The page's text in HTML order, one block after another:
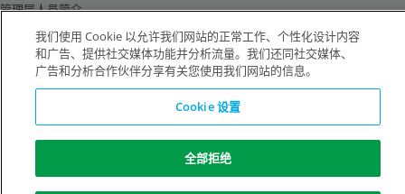
管理层人员简介
沪ICP备19019974号-2
版权所有©1996-2026 空气化工产品有限公司（ Air Products and Chemicals, Inc.）
隐私声明 Cookie 通知
我们使用 Cookie 以允许我们网站的正常工作、个性化设计内容
和广告、提供社交媒体功能并分析流量。我们还同社交媒体、
广告和分析合作伙伴分享有关您使用我们网站的信息。
Cookie 设置
全部拒绝